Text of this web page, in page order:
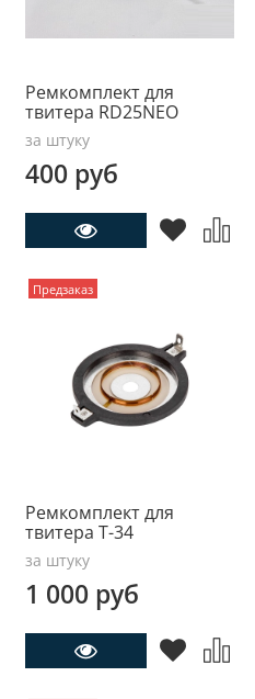
Ремкомплект для
твитера RD25NEO
за штуку
400 руб
Предзаказ
Ремкомплект для
твитера T-34
за штуку
1 000 руб